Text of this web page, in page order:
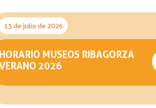
13 de julio de 2026
HORARIO MUSEOS RIBAGORZA
2026